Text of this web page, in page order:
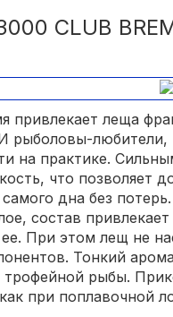
CLUB
привлекает леща
рыболовы-любители,
на практике.
что позволяет
дна без
состав
При этом лещ не
Тонкий
трофейной рыбы.
при поплавочной